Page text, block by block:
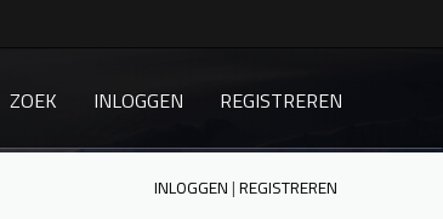
ZOEK INLOGGEN REGISTREREN
INLOGGEN |REGISTREREN